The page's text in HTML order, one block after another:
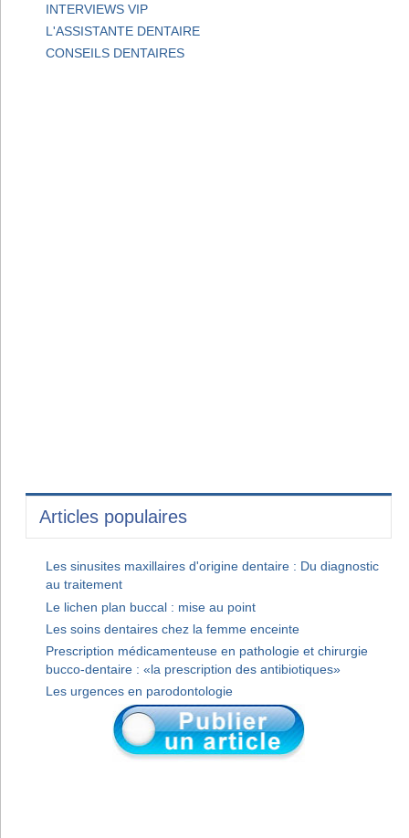
INTERVIEWS VIP
L'ASSISTANTE DENTAIRE
CONSEILS DENTAIRES
Articles populaires
Les sinusites maxillaires d'origine dentaire : Du diagnostic
au traitement
Le lichen plan buccal : mise au point
Les soins dentaires chez la femme enceinte
Prescription médicamenteuse en pathologie et chirurgie
bucco-dentaire : «la prescription des antibiotiques»
Les urgences en parodontologie